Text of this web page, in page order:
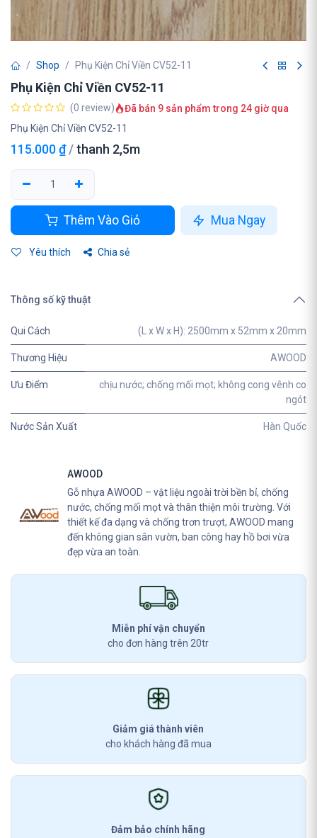
Shop Phụ Kiện Chỉ Viền CV52-11
Phụ Kiện Chỉ Viền CV52-11
(0 review)
Đã bán 9 sản phẩm trong 24 giờ qua
Phụ Kiện Chỉ Viền CV52-11
115.000₫ /thanh 2,5m
Thêm Vào Giỏ Mua Ngay
Yêu thích Chia sẻ
Thông số kỹ thuật
Qui Cách (L x W x H): 2500mm x 52mm x 20mm
Thương Hiệu AWOOD
Ưu Điểm
chịu nước; chống mối mọt; không cong vênh co
ngót
Nước Sản Xuất Hàn Quốc
AWOOD
Gỗ nhựa AWOOD – vật liệu ngoài trời bền bỉ, chống
nước, chống mối mọt và thân thiện môi trường. Với
thiết kế đa dạng và chống trơn trượt, AWOOD mang
đến không gian sân vườn, ban công hay hồ bơi vừa
đẹp vừa an toàn.
Miễn phí vận chuyển
cho đơn hàng trên 20tr
Giảm giá thành viên
cho khách hàng đã mua
Đảm bảo chính hãng